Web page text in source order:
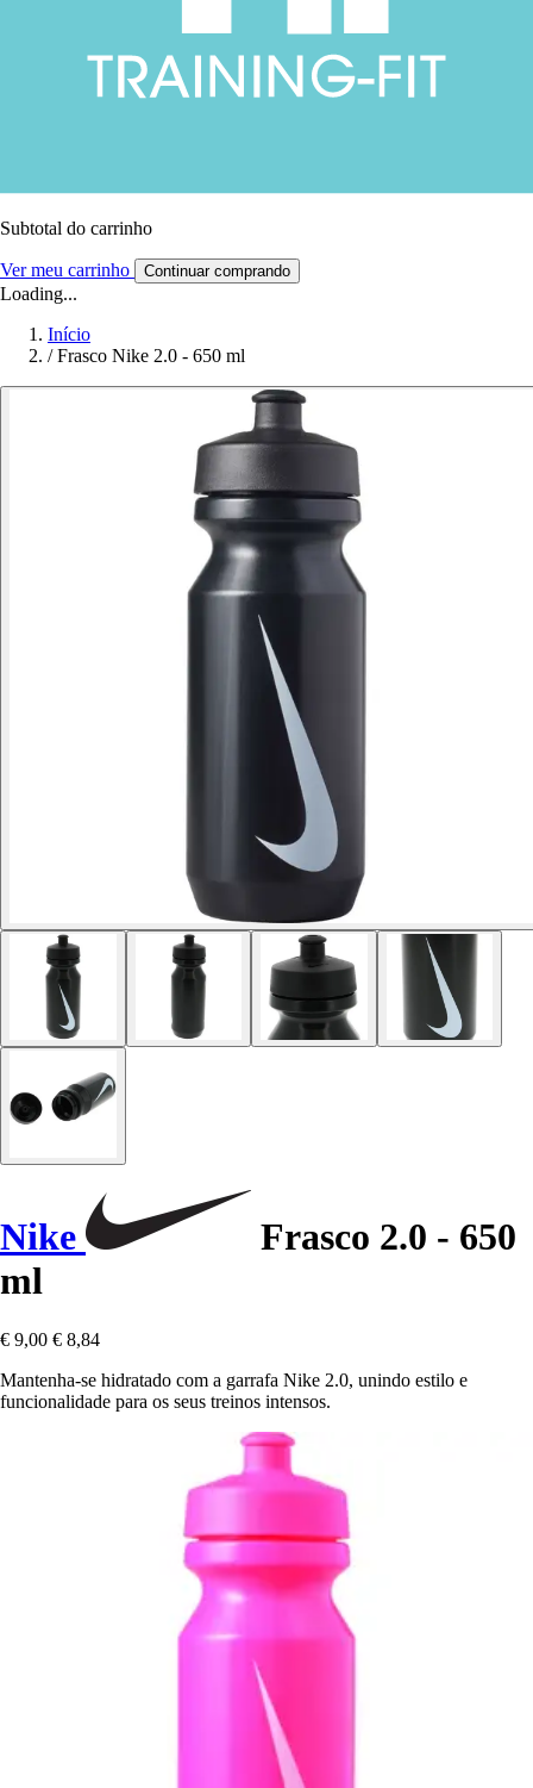
Subtotal do carrinho
Ver meu carrinho Continuar comprando
Loading...
Início
/ Frasco Nike 2.0 - 650 ml
Nike
Frasco 2.0 - 650
ml
€ 9,00 € 8,84
Mantenha-se hidratado com a garrafa Nike 2.0, unindo estilo e
funcionalidade para os seus treinos intensos.